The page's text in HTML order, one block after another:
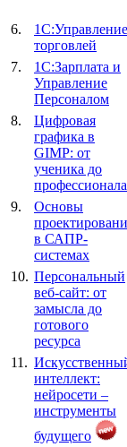
6.
1С:Управление
торговлей
7.
1С:Зарплата и
Управление
Персоналом
8.
Цифровая
графика в
GIMP: от
ученика до
профессионала
9.
Основы
в САПР-
системах
10. Персональный
веб-сайт: от
замысла до
готового
ресурса
11.
интеллект:
нейросети –
инструменты
будущего